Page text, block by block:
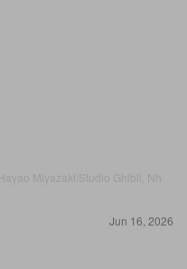
Jun 16, 2026